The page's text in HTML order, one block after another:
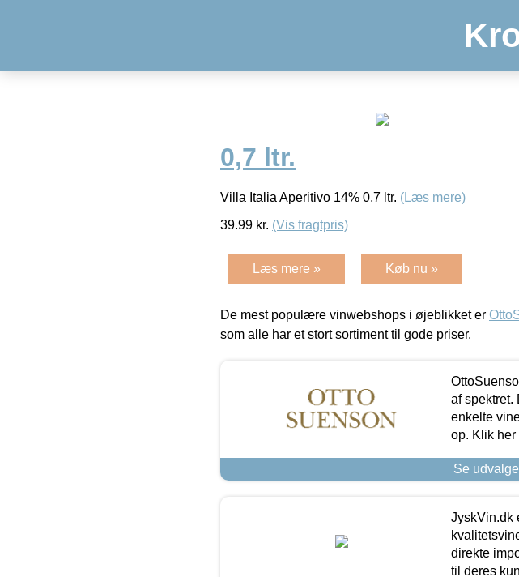
0,7 ltr.
Villa Italia Aperitivo 14% 0,7 ltr. (Læs mere)
39.99 kr. (Vis fragtpris)
Læs mere » Køb nu »
De mest populære vinwebshops i øjeblikket er
som alle har et stort sortiment til gode priser.
af spektret.
enkelte
op. Klik her
Se
JyskVin.dk
direkte
til deres